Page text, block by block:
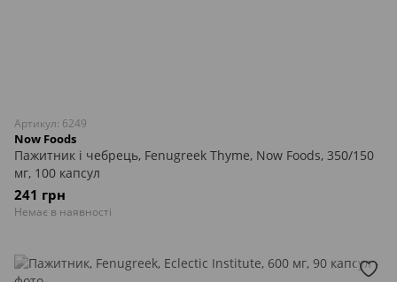
Артикул: 6249
Now Foods
Пажитник і чебрець, Fenugreek Thyme, Now Foods, 350/150
мг, 100 капсул
241 грн
Немає в наявності